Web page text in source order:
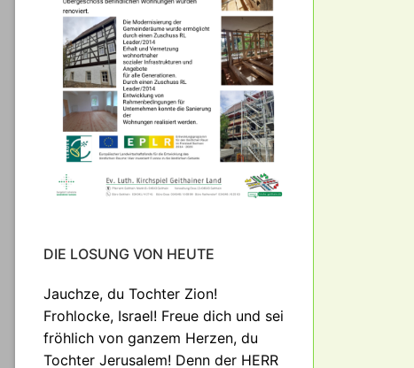
DIE LOSUNG VON HEUTE
Jauchze, du Tochter Zion!
Frohlocke, Israel! Freue dich und sei
fröhlich von ganzem Herzen, du
Tochter Jerusalem! Denn der HERR